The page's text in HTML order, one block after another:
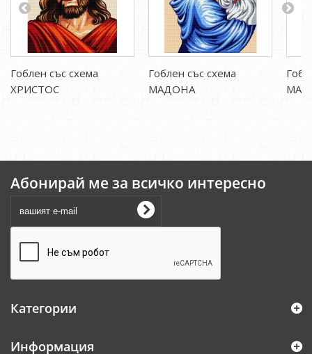
Гоблен със схема
ХРИСТОС
Гоблен със схема
МАДОНА
Абонирай ме за всичко интересно
Категории
Информация